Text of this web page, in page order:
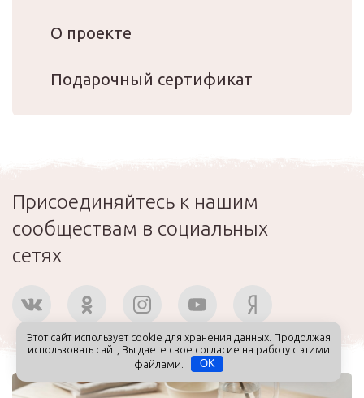
О проекте
Подарочный сертификат
Присоединяйтесь к нашим
сообществам в социальных
сетях
Этот сайт использует cookie для хранения данных. Продолжая
использовать сайт, Вы даете свое согласие на работу с этими
файлами.
OK